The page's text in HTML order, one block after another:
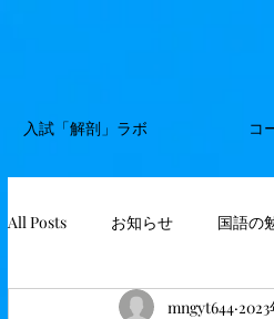
入試「解剖」ラボ コ
All Posts お知らせ 国語の
mngyt644 2023